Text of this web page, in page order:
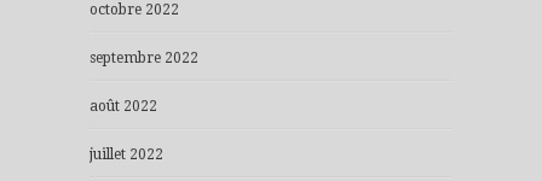
octobre 2022
septembre 2022
août 2022
juillet 2022